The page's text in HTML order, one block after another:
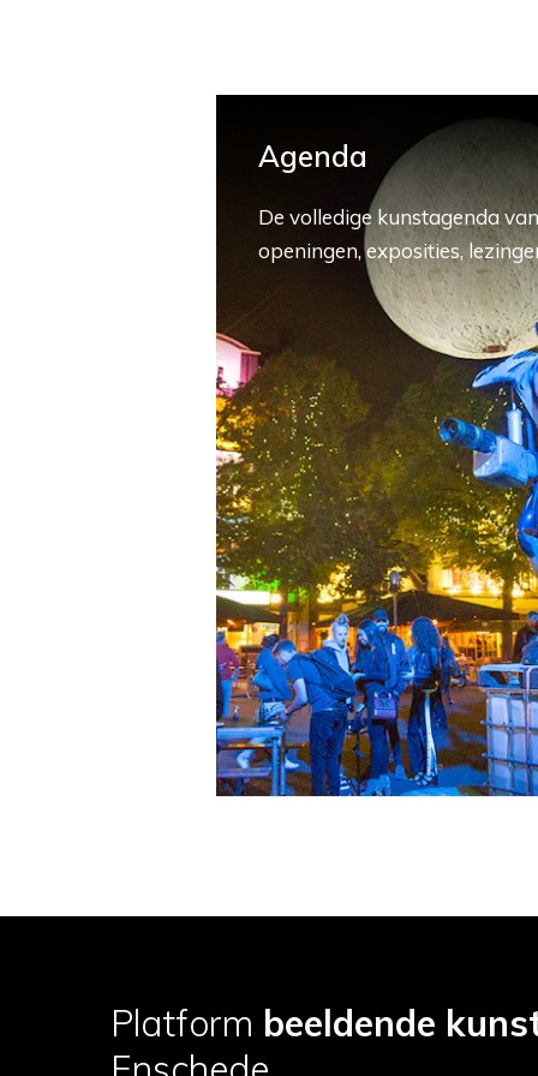
Agenda
De volledige kunstagenda
openingen, exposities,
Platform beeldende